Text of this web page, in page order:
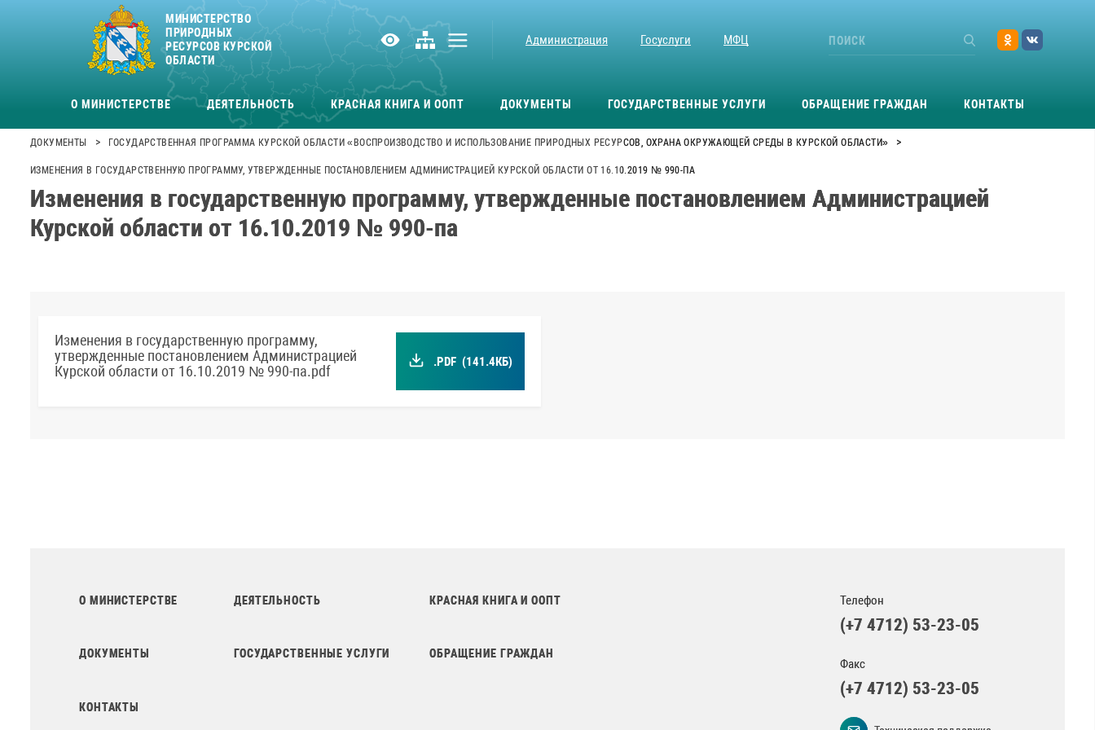
МИНИСТЕРСТВО
ПРИРОДНЫХ
РЕСУРСОВ КУРСКОЙ
ОБЛАСТИ
Администрация Госуслуги МФЦ
О МИНИСТЕРСТВЕ ДЕЯТЕЛЬНОСТЬ КРАСНАЯ КНИГА И ООПТ ДОКУМЕНТЫ ГОСУДАРСТВЕННЫЕ УСЛУГИ ОБРАЩЕНИЕ ГРАЖДАН КОНТАКТЫ
ДОКУМЕНТЫ > ГОСУДАРСТВЕННАЯ ПРОГРАММА КУРСКОЙ ОБЛАСТИ «ВОСПРОИЗВОДСТВО И ИСПОЛЬЗОВАНИЕ ПРИРОДНЫХ РЕСУРСОВ, ОХРАНА ОКРУЖАЮЩЕЙ СРЕДЫ В КУРСКОЙ ОБЛАСТИ» >
ИЗМЕНЕНИЯ В ГОСУДАРСТВЕННУЮ ПРОГРАММУ, УТВЕРЖДЕННЫЕ ПОСТАНОВЛЕНИЕМ АДМИНИСТРАЦИЕЙ КУРСКОЙ ОБЛАСТИ ОТ 16.10.2019 № 990-ПА
Изменения в государственную программу, утвержденные постановлением Администрацией
Курской области от 16.10.2019 № 990-па
Изменения в государственную программу,
утвержденные постановлением Администрацией
Курской области от 16.10.2019 № 990-па.pdf
.PDF (141.4КБ)
О МИНИСТЕРСТВЕ ДЕЯТЕЛЬНОСТЬ КРАСНАЯ КНИГА И ООПТ
ДОКУМЕНТЫ ГОСУДАРСТВЕННЫЕ УСЛУГИ ОБРАЩЕНИЕ ГРАЖДАН
КОНТАКТЫ
Телефон
(+7 4712) 53-23-05
Факс
(+7 4712) 53-23-05